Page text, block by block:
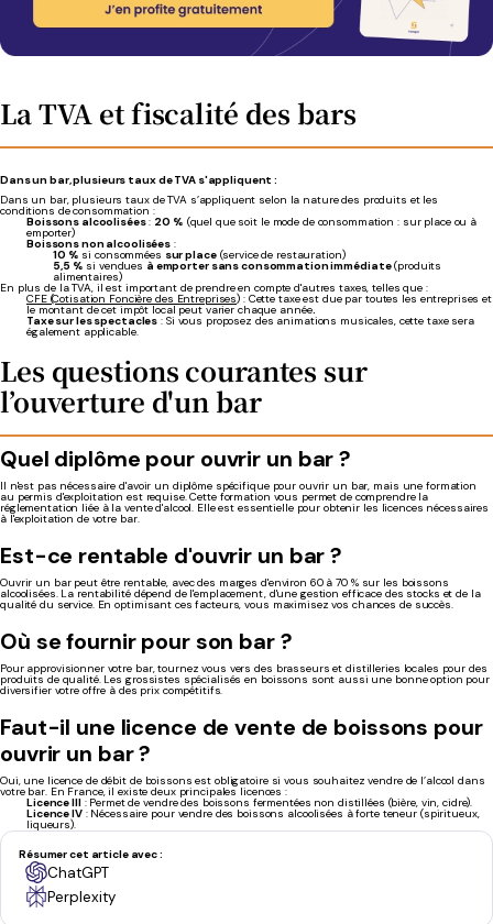
La TVA et fiscalité des bars
Dans un bar, plusieurs taux de TVA s'appliquent :
Dans un bar, plusieurs taux de TVA s’appliquent selon la nature des produits et les
conditions de consommation :
Boissons alcoolisées: 20 % (quel que soit le mode de consommation : sur place ou à
emporter)
Boissons non alcoolisées :
10 % si consommées sur place(service de restauration)
5,5 % si vendues à emporter sans consommation immédiate(produits
alimentaires)
En plus de la TVA, il est important de prendre en compte d'autres taxes, telles que :
CFE (Cotisation Foncière des Entreprises) : Cette taxe est due par toutes les entreprises et
le montant de cet impôt local peut varier chaque année.
Taxe sur les spectacles : Si vous proposez des animations musicales, cette taxe sera
également applicable.
Les questions courantes sur
l’ouverture d'un bar
Quel diplôme pour ouvrir un bar ?
Il n'est pas nécessaire d'avoir un diplôme spécifique pour ouvrir un bar, mais une formation
au permis d'exploitation est requise. Cette formation vous permet de comprendre la
réglementation liée à la vente d'alcool. Elle est essentielle pour obtenir les licences nécessaires
à l'exploitation de votre bar.
Est-ce rentable d'ouvrir un bar ?
Ouvrir un bar peut être rentable, avec des marges d'environ 60 à 70 % sur les boissons
alcoolisées. La rentabilité dépend de l'emplacement, d'une gestion efficace des stocks et de la
qualité du service. En optimisant ces facteurs, vous maximisez vos chances de succès.
Où se fournir pour son bar ?
Pour approvisionner votre bar, tournez vous vers des brasseurs et distilleries locales pour des
produits de qualité. Les grossistes spécialisés en boissons sont aussi une bonne option pour
diversifier votre offre à des prix compétitifs.
Faut-il une licence de vente de boissons pour
ouvrir un bar ?
Oui, une licence de débit de boissons est obligatoire si vous souhaitez vendre de l’alcool dans
votre bar. En France, il existe deux principales licences :
Licence III: Permet de vendre des boissons fermentées non distillées (bière, vin, cidre).
Licence IV: Nécessaire pour vendre des boissons alcoolisées à forte teneur (spiritueux,
liqueurs).
Résumer cet article avec :
ChatGPT
Perplexity